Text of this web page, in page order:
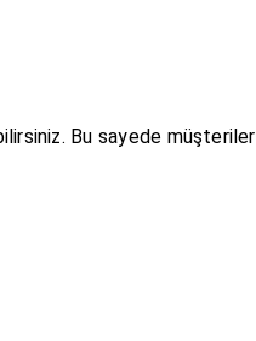
Bu sayede müşteriler